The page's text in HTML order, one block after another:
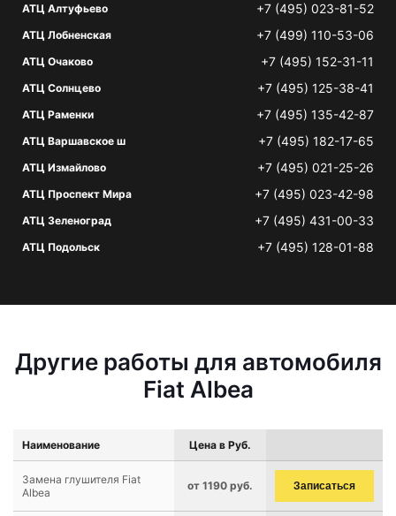
АТЦ Алтуфьево +7 (495) 023-81-52
АТЦ Лобненская +7 (499) 110-53-06
АТЦ Очаково +7 (495) 152-31-11
АТЦ Солнцево +7 (495) 125-38-41
АТЦ Раменки +7 (495) 135-42-87
АТЦ Варшавское ш +7 (495) 182-17-65
АТЦ Измайлово +7 (495) 021-25-26
АТЦ Проспект Мира +7 (495) 023-42-98
АТЦ Зеленоград +7 (495) 431-00-33
АТЦ Подольск +7 (495) 128-01-88
Другие работы для автомобиля
Fiat Albea
Наименование Цена в Руб.
Замена глушителя Fiat
Albea
от 1190 руб. Записаться